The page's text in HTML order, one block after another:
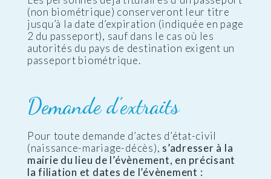
(non biométrique) conserveront leur titre
jusqu’à la date d’expiration (indiquée en page
2 du passeport), sauf dans le cas où les
autorités du pays de destination exigent un
passeport biométrique.
Demande d’extraits
Pour toute demande d’actes d’état-civil
(naissance-mariage-décès), s’adresser à la
mairie du lieu de l’évènement, en précisant
la filiation et dates de l’évènement :